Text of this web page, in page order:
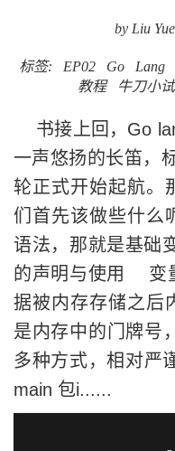
by Liu Yue
标签: EP02 Go Lang
教程
牛刀小试
书接上回，Go
一声悠扬的长笛，
轮正式开始起航。
们首先该做些什么
语法，那就是基
的声明与使用 变
据被内存存储之后
是内存中的门牌号
多种方式，相对严
main 包i......